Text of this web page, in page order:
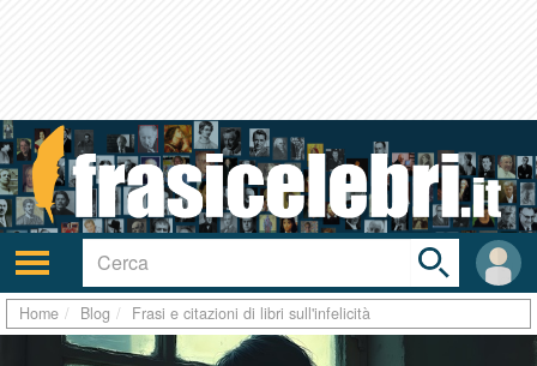
Attiva/disattiva
navigazione
User
area
Toggle
search
bar
Home Blog Frasi e citazioni di libri sull'infelicità